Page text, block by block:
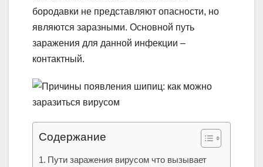
бородавки не представляют опасности, но
являются заразными. Основной путь
заражения для данной инфекции –
контактный.
Содержание
Пути заражения вирусом что вызывает